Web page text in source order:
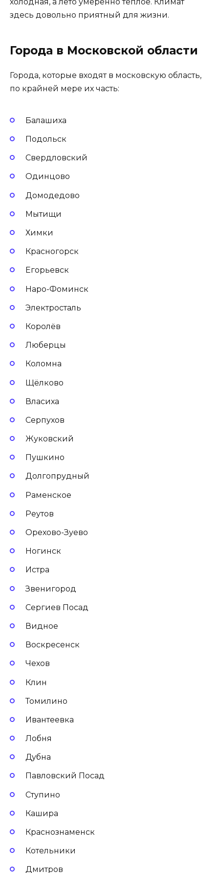
здесь довольно приятный для жизни.
Города в Московской области
Города, которые входят в московскую область,
по крайней мере их часть:
Балашиха
Подольск
Свердловский
Одинцово
Домодедово
Мытищи
Химки
Красногорск
Егорьевск
Наро-Фоминск
Электросталь
Королёв
Люберцы
Коломна
Щёлково
Власиха
Серпухов
Жуковский
Пушкино
Долгопрудный
Раменское
Реутов
Орехово-Зуево
Ногинск
Истра
Звенигород
Сергиев Посад
Видное
Воскресенск
Чехов
Клин
Томилино
Ивантеевка
Лобня
Дубна
Павловский Посад
Ступино
Кашира
Краснознаменск
Котельники
Дмитров